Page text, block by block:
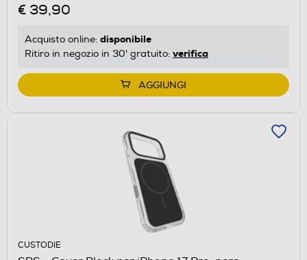
€ 39,90
Acquisto online: disponibile
Ritiro in negozio in 30' gratuito: verifica
AGGIUNGI
CUSTODIE